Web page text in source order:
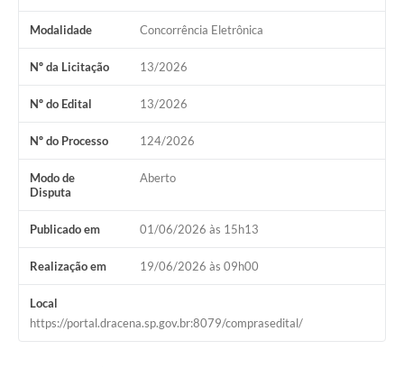
Modalidade Concorrência Eletrônica
Nº da Licitação 13/2026
Nº do Edital 13/2026
Nº do Processo 124/2026
Modo de
Disputa
Aberto
Publicado em 01/06/2026 às 15h13
Realização em 19/06/2026 às 09h00
Local
https://portal.dracena.sp.gov.br:8079/comprasedital/